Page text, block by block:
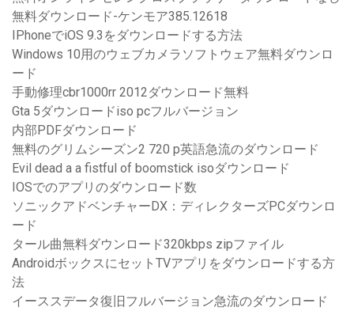
無料ダウンロード-ケンモア385.12618
IPhoneでiOS 9.3をダウンロードする方法
Windows 10用のウェブカメラソフトウェア無料ダウンロ
ード
手動修理cbr1000rr 2012ダウンロード無料
Gta 5ダウンロードiso pcフルバージョン
内部PDFダウンロード
無料のグリムシーズン2 720 p英語急流のダウンロード
Evil dead a a fistful of boomstick isoダウンロード
IOSでのアプリのダウンロード数
ソニックアドベンチャーDX：ディレクターズPCダウンロ
ード
タール曲無料ダウンロード320kbps zipファイル
AndroidボックスにセットTVアプリをダウンロードする方
法
イーススデータ復旧フルバージョン急流のダウンロード